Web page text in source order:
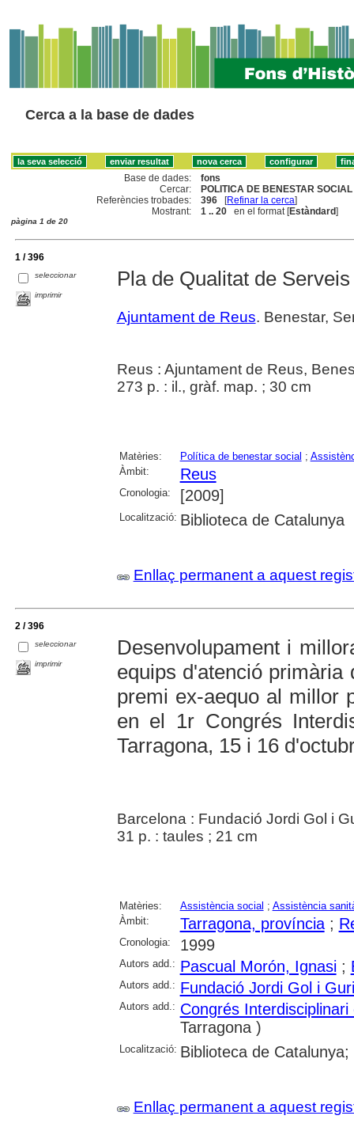
Cerca a la base de dades
Base de dades:
fons
Cercar:
POLITICA DE BENESTAR
Referències trobades:
396 [Refinar la cerca]
Mostrant:
1 .. 20 en el format [Estàndard]
pàgina 1 de 20
1 / 396
seleccionar
imprimir
Pla de Qualitat de
Ajuntament de Reus. Benestar,
Reus : Ajuntament de Reus,
273 p. : il., gràf. map. ; 30 cm
Matèries: Política de benestar social ;
Àmbit:
Reus
Cronologia: [2009]
Localització: Biblioteca de Catalunya
Enllaç permanent a aquest
2 / 396
seleccionar
imprimir
Desenvolupament i
equips d'atenció
premi ex-aequo al millor
en el 1r Congrés
Tarragona, 15 i 16
Barcelona : Fundació Jordi Gol i
31 p. : taules ; 21 cm
Matèries: Assistència social ; Assistència
Àmbit:
Tarragona, província;
Cronologia: 1999
Autors add.: Pascual Morón, Ignasi;
Autors add.: Fundació Jordi Gol i
Autors add.: Congrés
Tarragona )
Localització: Biblioteca de
Enllaç permanent a aquest